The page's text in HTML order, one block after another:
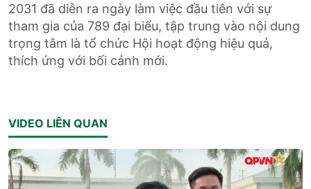
2031 đã diễn ra ngày làm việc đầu tiên với sự
tham gia của 789 đại biểu, tập trung vào nội dung
trọng tâm là tổ chức Hội hoạt động hiệu quả,
thích ứng với bối cảnh mới.
VIDEO LIÊN QUAN